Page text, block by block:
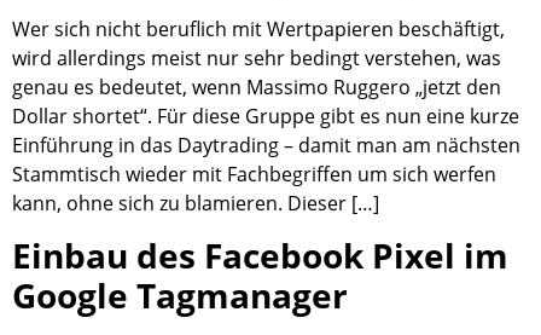
Wer sich nicht beruflich mit Wertpapieren beschäftigt,
wird allerdings meist nur sehr bedingt verstehen, was
genau es bedeutet, wenn Massimo Ruggero „jetzt den
Dollar shortet“. Für diese Gruppe gibt es nun eine kurze
Einführung in das Daytrading – damit man am nächsten
Stammtisch wieder mit Fachbegriffen um sich werfen
kann, ohne sich zu blamieren. Dieser […]
Einbau des Facebook Pixel im
Google Tagmanager